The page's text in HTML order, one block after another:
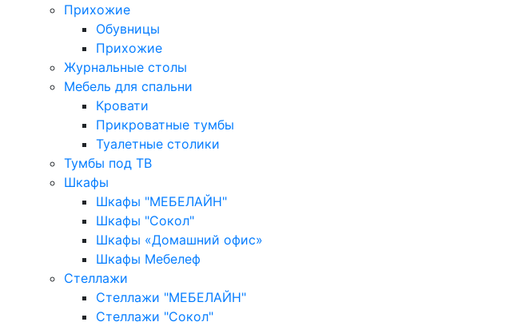
Прихожие
Обувницы
Прихожие
Журнальные столы
Мебель для спальни
Кровати
Прикроватные тумбы
Туалетные столики
Тумбы под ТВ
Шкафы
Шкафы "МЕБЕЛАЙН"
Шкафы "Сокол"
Шкафы «Домашний офис»
Шкафы Мебелеф
Стеллажи
Стеллажи "МЕБЕЛАЙН"
Стеллажи "Сокол"